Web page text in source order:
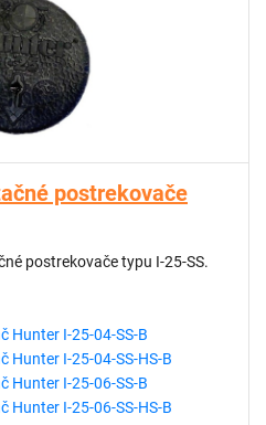
postrekovače
postrekovače typu I-25-SS.
Hunter I-25-04-SS-B
Hunter I-25-04-SS-HS-B
Hunter I-25-06-SS-B
Hunter I-25-06-SS-HS-B